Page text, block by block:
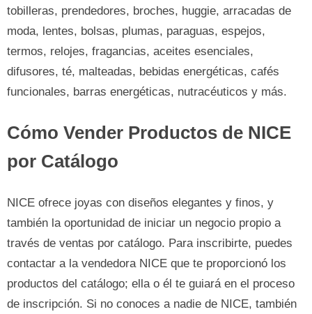
tobilleras, prendedores, broches, huggie, arracadas de
moda, lentes, bolsas, plumas, paraguas, espejos,
termos, relojes, fragancias, aceites esenciales,
difusores, té, malteadas, bebidas energéticas, cafés
funcionales, barras energéticas, nutracéuticos y más.
Cómo Vender Productos de NICE
por Catálogo
NICE ofrece joyas con diseños elegantes y finos, y
también la oportunidad de iniciar un negocio propio a
través de ventas por catálogo. Para inscribirte, puedes
contactar a la vendedora NICE que te proporcionó los
productos del catálogo; ella o él te guiará en el proceso
de inscripción. Si no conoces a nadie de NICE, también